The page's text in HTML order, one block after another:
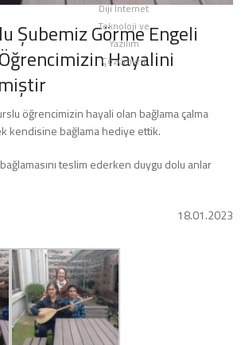
Şubemiz Görme Engeli
Hayalini
öğrencimizin hayali olan bağlama çalma
kendisine bağlama hediye ettik.
teslim ederken duygu dolu anlar
18.01.2023
Diji İnternet
Teknoloji ve
Yazılım
Çözümleri